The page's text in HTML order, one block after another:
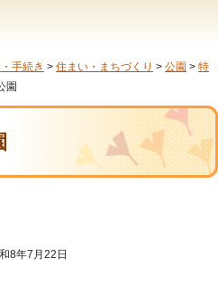
手続き > 住まい・まちづくり > 公園 > 特
園
8年7月22日